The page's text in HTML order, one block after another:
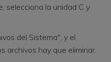
selecciona la unidad C y
del Sistema", y el
archivos hay que eliminar.